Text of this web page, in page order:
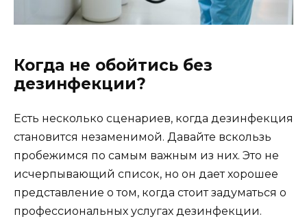
Когда не обойтись без
дезинфекции?
Есть несколько сценариев, когда дезинфекция
становится незаменимой. Давайте вскользь
пробежимся по самым важным из них. Это не
исчерпывающий список, но он дает хорошее
представление о том, когда стоит задуматься о
профессиональных услугах дезинфекции.